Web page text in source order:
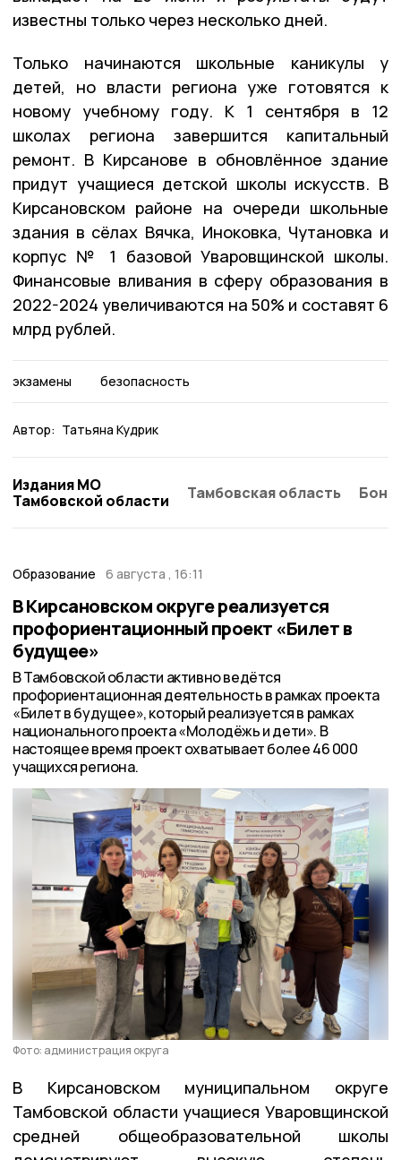
известны только через несколько дней.
Только начинаются школьные каникулы у
детей, но власти региона уже готовятся к
новому учебному году. К 1 сентября в 12
школах региона завершится капитальный
ремонт. В Кирсанове в обновлённое здание
придут учащиеся детской школы искусств. В
Кирсановском районе на очереди школьные
здания в сёлах Вячка, Иноковка, Чутановка и
корпус № 1 базовой Уваровщинской школы.
Финансовые вливания в сферу образования в
2022-2024 увеличиваются на 50% и составят 6
млрд рублей.
экзамены безопасность
Автор: Татьяна Кудрик
Издания МО
Тамбовской области
Тамбовская область
Образование 6 августа , 16:11
В Кирсановском округе реализуется
профориентационный проект «Билет в
будущее»
В Тамбовской области активно ведётся
профориентационная деятельность в рамках проекта
«Билет в будущее», который реализуется в рамках
национального проекта «Молодёжь и дети». В
настоящее время проект охватывает более 46 000
учащихся региона.
Фото: администрация округа
В Кирсановском муниципальном округе
Тамбовской области учащиеся Уваровщинской
средней общеобразовательной школы